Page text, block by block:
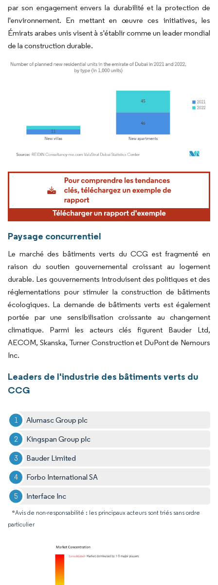
par son engagement envers la durabilité et la protection de
l'environnement. En mettant en œuvre ces initiatives, les
Émirats arabes unis visent à s'établir comme un leader mondial
de la construction durable.
Image © Mordor Intelligence. La réutilisation nécessite une attribution sous CC BY
Paysage concurrentiel
Le marché des bâtiments verts du CCG est fragmenté en
raison du soutien gouvernemental croissant au logement
durable. Les gouvernements introduisent des politiques et des
réglementations pour stimuler la construction de bâtiments
écologiques. La demande de bâtiments verts est également
portée par une sensibilisation croissante au changement
climatique. Parmi les acteurs clés figurent Bauder Ltd,
AECOM, Skanska, Turner Construction et DuPont de Nemours
Inc.
Leaders de l'industrie des bâtiments verts du
CCG
Alumasc Group plc
Kingspan Group plc
Bauder Limited
Forbo International SA
Interface Inc
*Avis de non-responsabilité : les principaux acteurs sont triés sans ordre
particulier